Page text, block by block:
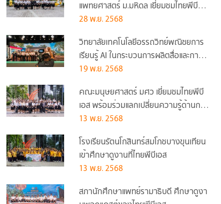
แพทยศาสตร์ ม.มหิดล เยี่ยมชมไทยพีบี
เอส
28 พ.ย. 2568
วิทยาลัยเทคโนโลยีอรรถวิทย์พณิชยการ
เรียนรู้ AI ในกระบวนการผลิตสื่อและการ
บริหารสื่อของไทยพีบีเอส
19 พ.ย. 2568
คณะมนุษยศาสตร์ มศว เยี่ยมชมไทยพีบี
เอส พร้อมร่วมแลกเปลี่ยนความรู้ด้านการ
ใช้ภาษาไทยในงานสื่อสารมวลชน
13 พ.ย. 2568
โรงเรียนรัตนโกสินทร์สมโภชบางขุนเทียน
เข้าศึกษาดูงานที่ไทยพีบีเอส
13 พ.ย. 2568
สภานักศึกษาแพทย์รามาธิบดี ศึกษาดูงา